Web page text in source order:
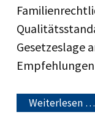
Gesetzeslage
Weiterlesen …